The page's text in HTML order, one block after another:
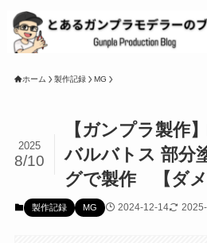
ホーム 製作記録 MG
【ガンプラ製作
バルバトス 部分
グで製作 【ダメ
2025
8/10
製作記録 MG 2024-12-14